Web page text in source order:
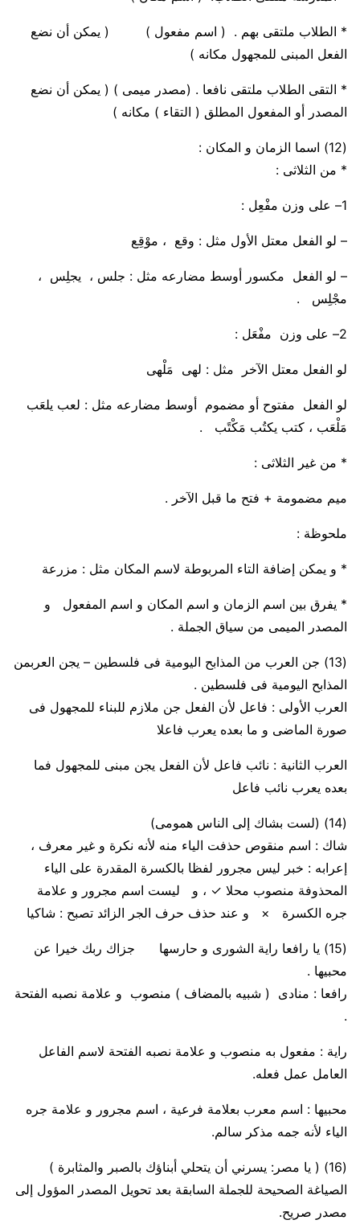
* الطلاب ملتقى بهم . ( اسم مفعول ) ( يمكن أن نضع
الفعل المبنى للمجهول مكانه )
* التقى الطلاب ملتقى نافعا . (مصدر ميمى ) ( يمكن أن نضع
المصدر أو المفعول المطلق ( التقاء ) مكانه )
(12)
اسما الزمان و المكان :
* من الثلاثى :
1– على وزن مفْعِل :
– لو الفعل معتل الأول مثل : وقع ، موْقِع
– لو الفعل مكسور أوسط مضارعه مثل : جلس ، يجلِس ،
مجْلِس .
2– على وزن مفْعَل :
لو الفعل معتل الآخر مثل : لهى مَلْهى
لو الفعل مفتوح أو مضموم أوسط مضارعه مثل : لعب يلعَب
مَلْعَب ، كتب يكتُب مَكْتًب .
* من غير الثلاثى :
ميم مضمومة + فتح ما قبل الآخر .
ملحوظة :
* و يمكن إضافة التاء المربوطة لاسم المكان مثل : مزرعة
* يفرق بين اسم الزمان و اسم المكان و اسم المفعول و
المصدر الميمى من سياق الجملة .
(13) جن العرب من المذابح اليومية فى فلسطين – يجن العربمن
المذابح اليومية فى فلسطين .
العرب الأولى : فاعل لأن الفعل جن ملازم للبناء للمجهول فى
صورة الماضى و ما بعده يعرب فاعلا
العرب الثانية : نائب فاعل لأن الفعل يجن مبنى للمجهول فما
بعده يعرب نائب فاعل
(14)
(لست بشاك إلى الناس همومى)
شاك : اسم منقوص حذفت الياء منه لأنه نكرة و غير معرف ،
إعرابه : خبر ليس مجرور لفظا بالكسرة المقدرة على الياء
المحذوفة منصوب محلا ✓ ، و ليست اسم مجرور و علامة
جره الكسرة × و عند حذف حرف الجر الزائد تصبح : شاكيا
(15)
يا رافعا راية الشورى و حارسها جزاك ربك خيرا عن
محبيها .
رافعا : منادى ( شبيه بالمضاف ) منصوب و علامة نصبه الفتحة
.
راية : مفعول به منصوب و علامة نصبه الفتحة لاسم الفاعل
العامل عمل فعله.
محبيها : اسم معرب بعلامة فرعية ، اسم مجرور و علامة جره
الياء لأنه جمه مذكر سالم.
(16)
( يا مصر: يسرني أن يتحلي أبناؤك بالصبر والمثابرة )
الصياغة الصحيحة للجملة السابقة بعد تحويل المصدر المؤول إلى
مصدر صريح.